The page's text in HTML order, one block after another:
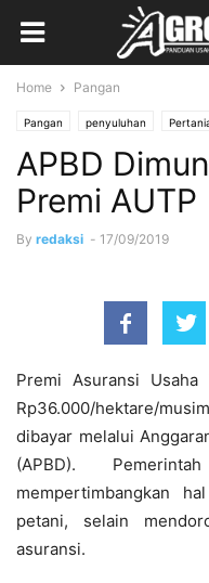
Home Pangan
Pangan penyuluhan
APBD
Premi AUTP
By redaksi - 17/09/2019
Premi Asuransi
Rp36.000/hektare/
dibayar melalui
(APBD).
mempertimbangkan
petani, selain
asuransi.